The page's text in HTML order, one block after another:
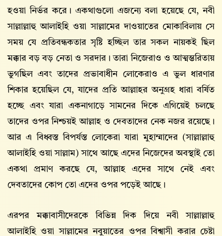
হওয়া নির্ভর করে। একথাগুলো এজন্যে বলা হয়েছে যে, নবী
সাল্লাল্লাহু আলাইহি ওয়া সাল্লামের দাওয়াতের মোকাবিলায় সে
সময় যে প্রতিবন্ধকতার সৃষ্টি হচ্ছিল তার সকল নায়কই ছিল
মক্কার বড় বড় নেতা ও সরদার। তারা নিজেরাও ও আত্মম্ভরিতায়
ভুগছিল এবং তাদের প্রভাবাধীন লোকেরাও এ ভুল ধারণার
শিকার হয়েছিল যে, যাদের প্রতি আল্লাহর অনুগ্রহ ধারা বর্ষিত
হচ্ছে এবং যারা একনাগাড়ে সামনের দিকে এগিয়েই চলছে
তাদের ওপর নিশ্চয়ই আল্লাহ ও দেবতাদের নেক নজর রয়েছে।
আর এ বিধ্বস্ত বিপর্যস্ত লোকেরা যারা মুহাম্মাদের (সাল্লাল্লাহু
আলাইহি ওয়া সাল্লাম) সাথে আছে এদের নিজেদের অবস্থাই তো
একথা প্রমাণ করছে যে, আল্লাহ এদের সাথে নেই এবং
দেবতাদের কোপ তো এদের ওপর পড়েই আছে।
এরপর মক্কাবাসীদেরকে বিভিন্ন দিক দিয়ে নবী সাল্লাল্লাহু
আলাইহি ওয়া সাল্লামের নবুয়াতের ওপর বিশ্বাসী করার চেষ্টা